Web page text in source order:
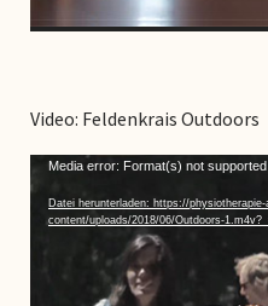
Video: Feldenkrais Outdoors
Video-
Player
Media error: Format(s) not
Datei herunterladen: https://
content/uploads/2018/06/Outdoors-